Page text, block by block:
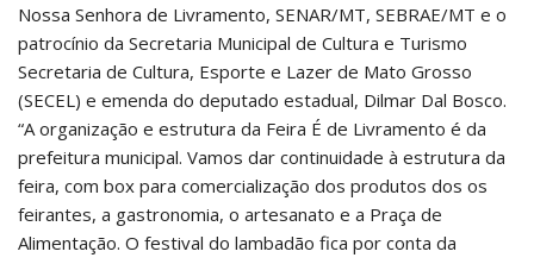
Nossa Senhora de Livramento, SENAR/MT, SEBRAE/MT e o
patrocínio da Secretaria Municipal de Cultura e Turismo
Secretaria de Cultura, Esporte e Lazer de Mato Grosso
(SECEL) e emenda do deputado estadual, Dilmar Dal Bosco.
“A organização e estrutura da Feira É de Livramento é da
prefeitura municipal. Vamos dar continuidade à estrutura da
feira, com box para comercialização dos produtos dos os
feirantes, a gastronomia, o artesanato e a Praça de
Alimentação. O festival do lambadão fica por conta da